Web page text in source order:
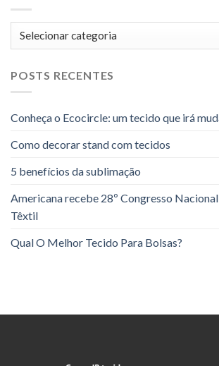
Categorias
POSTS RECENTES
Conheça o Ecocircle: um tecido que irá
Como decorar stand com tecidos
5 benefícios da sublimação
Americana recebe 28º Congresso
Têxtil
Qual O Melhor Tecido Para Bolsas?